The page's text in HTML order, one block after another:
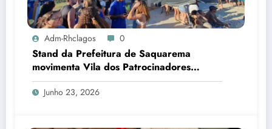
Adm-Rhclagos 0
Stand da Prefeitura de Saquarema
movimenta Vila dos Patrocinadores
durante Mundial de Surfe
Junho 23, 2026